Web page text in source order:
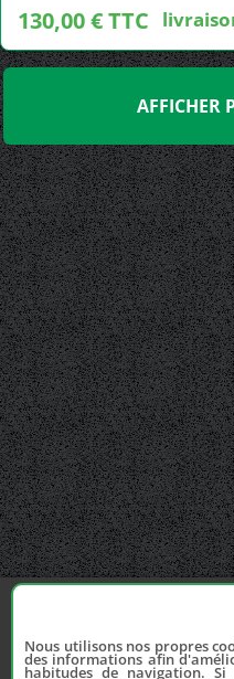
130,00 € TTC
AFFICHER
Nous utilisons nos propres
des informations afin
habitudes de navigation.